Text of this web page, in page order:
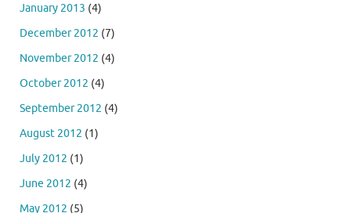
January 2013 (4)
December 2012 (7)
November 2012 (4)
October 2012 (4)
September 2012 (4)
August 2012 (1)
July 2012 (1)
June 2012 (4)
May 2012 (5)